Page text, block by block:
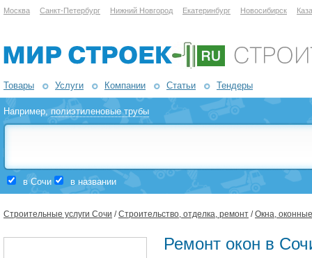
Москва Санкт-Петербург Нижний Новгород Екатеринбург Новосибирск
Товары Услуги Компании Статьи Тендеры
Например,полиэтиленовые трубы
в Сочи в названии
Строительные услуги Сочи /Строительство, отделка, ремонт /Окна,
Ремонт окон в